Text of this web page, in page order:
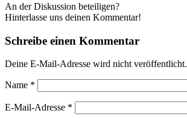
An der Diskussion beteiligen?
Hinterlasse uns deinen Kommentar!
Schreibe einen Kommentar
Deine E-Mail-Adresse wird nicht veröffentlicht.
Name *
E-Mail-Adresse *